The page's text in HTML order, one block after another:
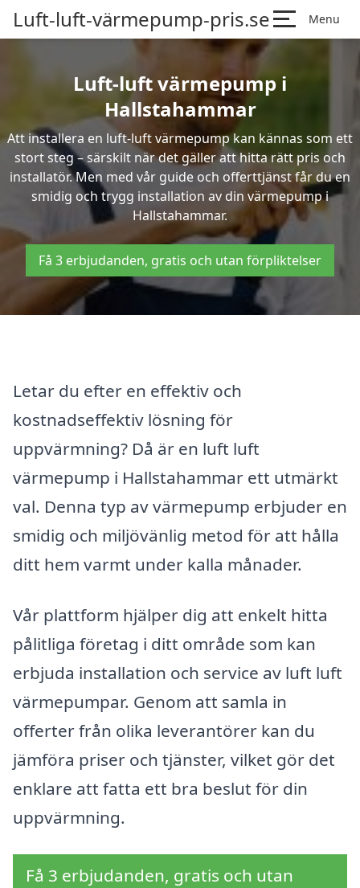
Luft-luft-värmepump-pris.se Menu
Luft-luft värmepump i
Hallstahammar
Att installera en luft-luft värmepump kan kännas som ett
stort steg – särskilt när det gäller att hitta rätt pris och
installatör. Men med vår guide och offerttjänst får du en
smidig och trygg installation av din värmepump i
Hallstahammar.
Få 3 erbjudanden, gratis och utan förpliktelser
Letar du efter en effektiv och
kostnadseffektiv lösning för
uppvärmning? Då är en luft luft
värmepump i Hallstahammar ett utmärkt
val. Denna typ av värmepump erbjuder en
smidig och miljövänlig metod för att hålla
ditt hem varmt under kalla månader.
Vår plattform hjälper dig att enkelt hitta
pålitliga företag i ditt område som kan
erbjuda installation och service av luft luft
värmepumpar. Genom att samla in
offerter från olika leverantörer kan du
jämföra priser och tjänster, vilket gör det
enklare att fatta ett bra beslut för din
uppvärmning.
Få 3 erbjudanden, gratis och utan